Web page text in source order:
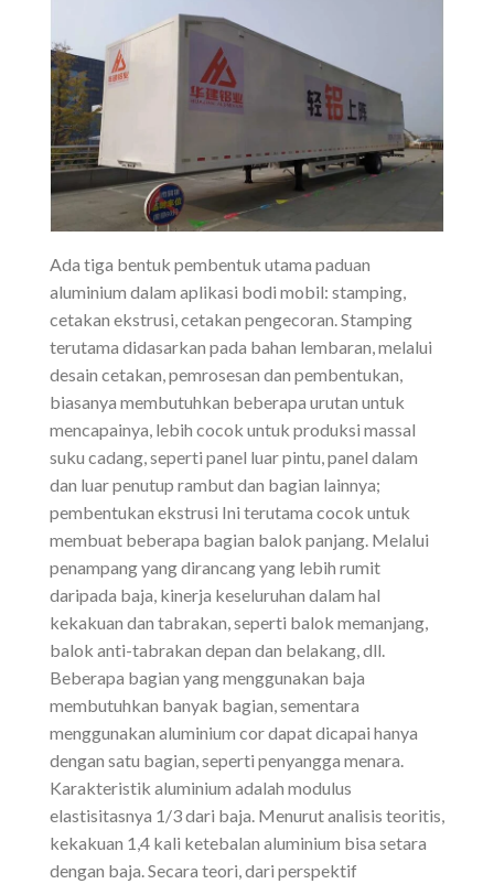
Ada tiga bentuk pembentuk utama paduan
aluminium dalam aplikasi bodi mobil: stamping,
cetakan ekstrusi, cetakan pengecoran. Stamping
terutama didasarkan pada bahan lembaran, melalui
desain cetakan, pemrosesan dan pembentukan,
biasanya membutuhkan beberapa urutan untuk
mencapainya, lebih cocok untuk produksi massal
suku cadang, seperti panel luar pintu, panel dalam
dan luar penutup rambut dan bagian lainnya;
pembentukan ekstrusi Ini terutama cocok untuk
membuat beberapa bagian balok panjang. Melalui
penampang yang dirancang yang lebih rumit
daripada baja, kinerja keseluruhan dalam hal
kekakuan dan tabrakan, seperti balok memanjang,
balok anti-tabrakan depan dan belakang, dll.
Beberapa bagian yang menggunakan baja
membutuhkan banyak bagian, sementara
menggunakan aluminium cor dapat dicapai hanya
dengan satu bagian, seperti penyangga menara.
Karakteristik aluminium adalah modulus
elastisitasnya 1/3 dari baja. Menurut analisis teoritis,
kekakuan 1,4 kali ketebalan aluminium bisa setara
dengan baja. Secara teori, dari perspektif